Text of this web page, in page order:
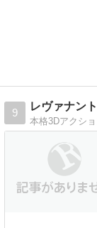
9